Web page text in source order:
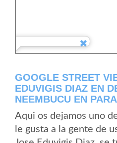
GOOGLE STREET
EDUVIGIS DIAZ EN
NEEMBUCU EN
Aqui os dejamos uno
le gusta a la gente de